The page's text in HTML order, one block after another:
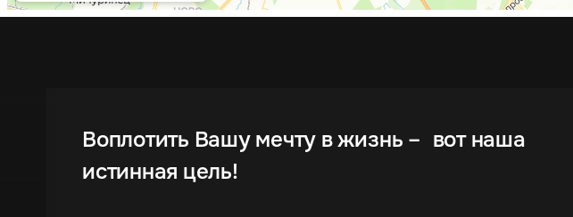
Воплотить Вашу мечту в жизнь – вот наша
истинная цель!